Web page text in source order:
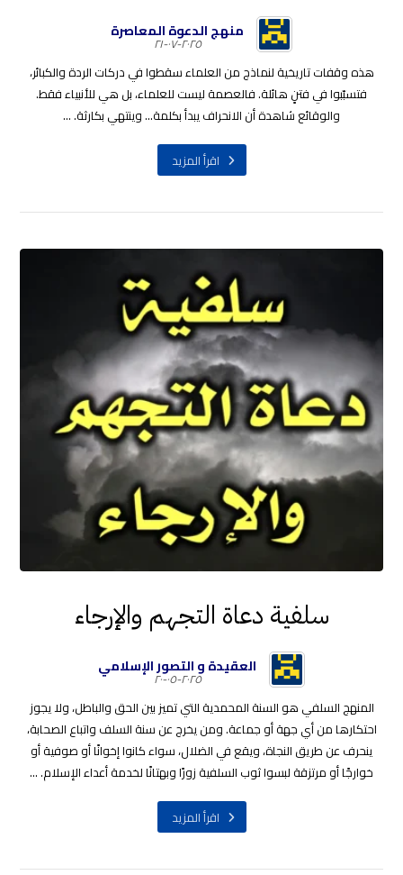
منهج الدعوة المعاصرة
٢٠٢٥-٠٧-٢١
هذه وقفات تاريخية لنماذج من العلماء سقطوا في دركات الردة والكبائر،
فتسبّبوا في فتنٍ هائلة. فالعصمة ليست للعلماء، بل هي للأنبياء فقط.
والوقائع شاهدة أن الانحراف يبدأ بكلمة... وينتهي بكارثة. ...
اقرأ المزيد
سلفية دعاة التجهم والإرجاء
العقيدة و التصور الإسلامي
٢٠٢٥-٠٥-٢٠
المنهج السلفي هو السنة المحمدية التي تميز بين الحق والباطل، ولا يجوز
احتكارها من أي جهة أو جماعة. ومن يخرج عن سنة السلف واتباع الصحابة،
ينحرف عن طريق النجاة، ويقع في الضلال، سواء كانوا إخوانًا أو صوفية أو
خوارجًا أو مرتزقة لبسوا ثوب السلفية زورًا وبهتانًا لخدمة أعداء الإسلام. ...
اقرأ المزيد